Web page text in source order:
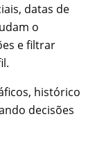
datas de
o
e filtrar
histórico
decisões